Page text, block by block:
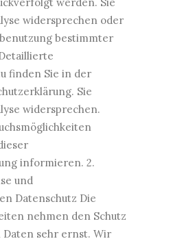
widersprechen oder
bestimmter
finden Sie in der
Sie
widersprechen.
informieren. 2.
und
Datenschutz Die
nehmen den Schutz
sehr ernst. Wir